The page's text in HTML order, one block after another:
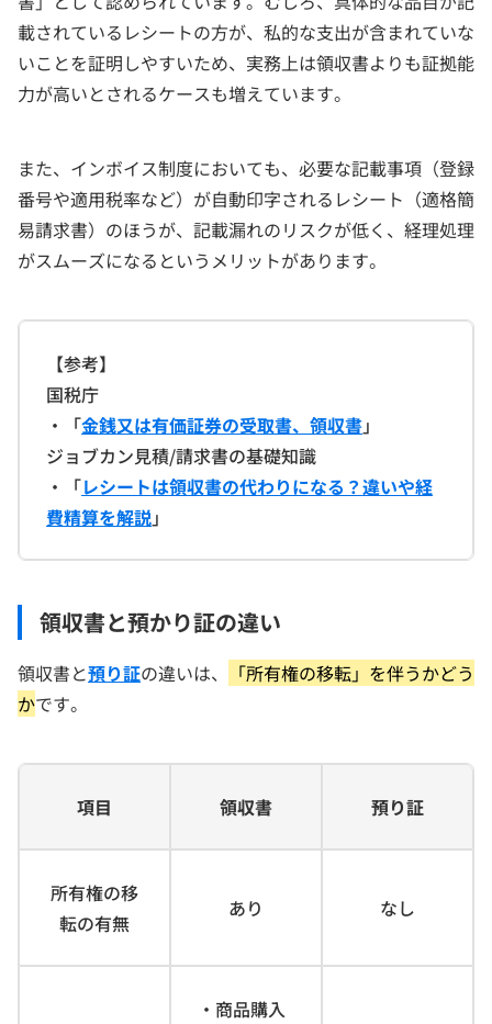
載されているレシートの方が、私的な支出が含まれていな
いことを証明しやすいため、実務上は領収書よりも証拠能
力が高いとされるケースも増えています。
また、インボイス制度においても、必要な記載事項（登録
番号や適用税率など）が自動印字されるレシート（適格簡
易請求書）のほうが、記載漏れのリスクが低く、経理処理
がスムーズになるというメリットがあります。
【参考】
国税庁
・「金銭又は有価証券の受取書、領収書」
ジョブカン見積/請求書の基礎知識
・「レシートは領収書の代わりになる？違いや経
費精算を解説」
領収書と預かり証の違い
領収書と預り証の違いは、
「所有権の移転」を伴うかどう
かです。
項目 領収書 預り証
所有権の移
転の有無
あり なし
・商品購入